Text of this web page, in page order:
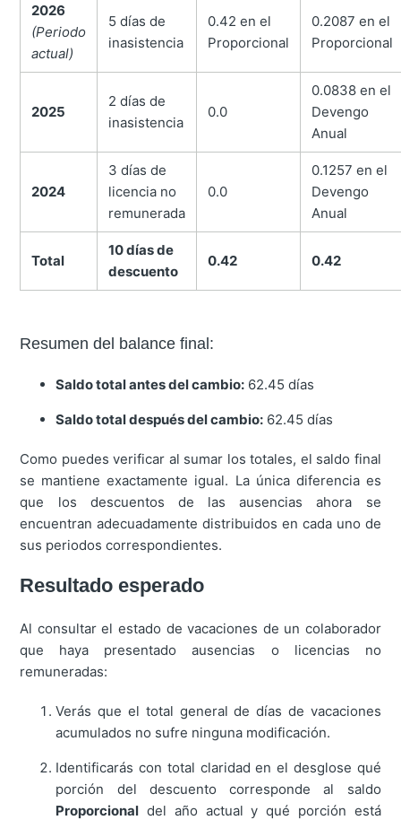
2026
(Periodo
actual)
5 días de
inasistencia
0.42 en el
Proporcional
0.2087 en el
Proporcional
2025
2 días de
inasistencia
0.0
0.0838 en el
Devengo
Anual
2024
3 días de
licencia no
remunerada
0.0
0.1257 en el
Devengo
Anual
Total
10 días de
descuento
0.42 0.42
Resumen del balance final:
Saldo total antes del cambio: 62.45 días
Saldo total después del cambio: 62.45 días
Como puedes verificar al sumar los totales, el saldo final
se mantiene exactamente igual. La única diferencia es
que los descuentos de las ausencias ahora se
encuentran adecuadamente distribuidos en cada uno de
sus periodos correspondientes.
Resultado esperado
Al consultar el estado de vacaciones de un colaborador
que haya presentado ausencias o licencias no
remuneradas:
Verás que el total general de días de vacaciones
acumulados no sufre ninguna modificación.
Identificarás con total claridad en el desglose qué
porción del descuento corresponde al saldo
Proporcional del año actual y qué porción está